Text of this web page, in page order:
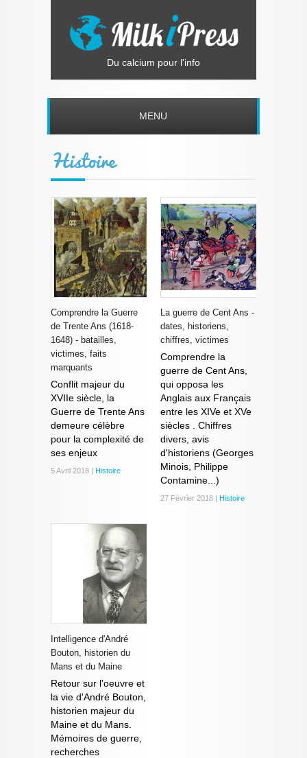
Du calcium pour l'info
MENU
Histoire
Comprendre la Guerre
de Trente Ans (1618-
1648) - batailles,
victimes, faits
marquants
Conflit majeur du
XVIIe siècle, la
Guerre de Trente Ans
demeure célèbre
pour la complexité de
ses enjeux
5 Avril 2018 | Histoire
La guerre de Cent Ans -
dates, historiens,
chiffres, victimes
Comprendre la
guerre de Cent Ans,
qui opposa les
Anglais aux Français
entre les XIVe et XVe
siècles . Chiffres
divers, avis
d'historiens (Georges
Minois, Philippe
Contamine...)
27 Février 2018 | Histoire
Intelligence d'André
Bouton, historien du
Mans et du Maine
Retour sur l'oeuvre et
la vie d'André Bouton,
historien majeur du
Maine et du Mans.
Mémoires de guerre,
recherches